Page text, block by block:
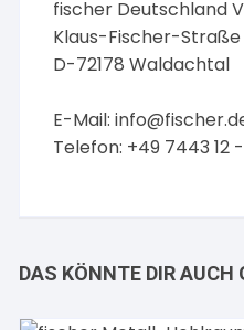
fischer Deutschland
Klaus-Fischer-Straße
D-72178 Waldachtal
E-Mail:
Telefon: +49 7443 12
DAS KÖNNTE DIR AUCH